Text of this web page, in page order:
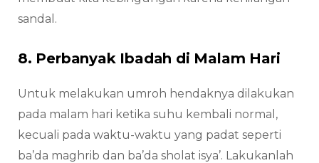
sandal.
8. Perbanyak Ibadah di Malam Hari
Untuk melakukan umroh hendaknya dilakukan
pada malam hari ketika suhu kembali normal,
kecuali pada waktu-waktu yang padat seperti
ba’da maghrib dan ba’da sholat isya’. Lakukanlah